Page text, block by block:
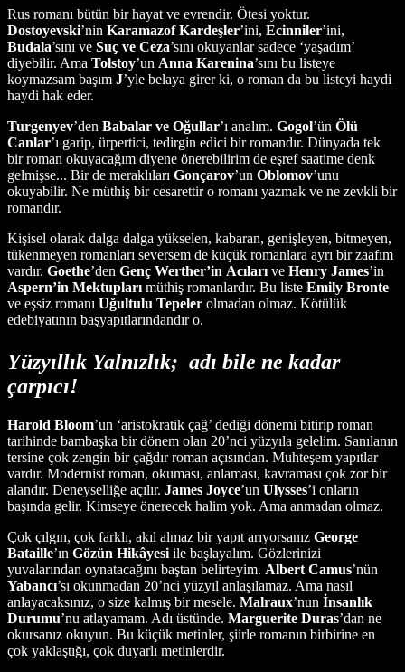
Rus romanı bütün bir hayat ve evrendir. Ötesi yoktur.
Dostoyevski’nin Karamazof Kardeşler’ini, Ecinniler’ini,
Budala’sını ve Suç ve Ceza’sını okuyanlar sadece ‘yaşadım’
diyebilir. Ama Tolstoy’un Anna Karenina’sını bu listeye
koymazsam başım J’yle belaya girer ki, o roman da bu listeyi haydi
haydi hak eder.
Turgenyev’den Babalar ve Oğullar’ı analım. Gogol’ün Ölü
Canlar’ı garip, ürpertici, tedirgin edici bir romandır. Dünyada tek
bir roman okuyacağım diyene önerebilirim de eşref saatime denk
gelmişse... Bir de meraklıları Gonçarov’un Oblomov’unu
okuyabilir. Ne müthiş bir cesarettir o romanı yazmak ve ne zevkli bir
romandır.
Kişisel olarak dalga dalga yükselen, kabaran, genişleyen, bitmeyen,
tükenmeyen romanları seversem de küçük romanlara ayrı bir zaafım
vardır. Goethe’den Genç Werther’in Acıları ve Henry James’in
Aspern’in Mektupları müthiş romanlardır. Bu liste Emily Bronte
ve eşsiz romanı Uğultulu Tepeler olmadan olmaz. Kötülük
edebiyatının başyapıtlarındandır o.
Yüzyıllık Yalnızlık; adı bile ne kadar
çarpıcı!
Harold Bloom’un ‘aristokratik çağ’ dediği dönemi bitirip roman
tarihinde bambaşka bir dönem olan 20’nci yüzyıla gelelim. Sanılanın
tersine çok zengin bir çağdır roman açısından. Muhteşem yapıtlar
vardır. Modernist roman, okuması, anlaması, kavraması çok zor bir
alandır. Deneyselliğe açılır. James Joyce’un Ulysses’i onların
başında gelir. Kimseye önerecek halim yok. Ama anmadan olmaz.
Çok çılgın, çok farklı, akıl almaz bir yapıt arıyorsanız George
Bataille’ın Gözün Hikâyesi ile başlayalım. Gözlerinizi
yuvalarından oynatacağını baştan belirteyim. Albert Camus’nün
Yabancı’sı okunmadan 20’nci yüzyıl anlaşılamaz. Ama nasıl
anlayacaksınız, o size kalmış bir mesele. Malraux’nun İnsanlık
Durumu’nu atlayamam. Adı üstünde. Marguerite Duras’dan ne
okursanız okuyun. Bu küçük metinler, şiirle romanın birbirine en
çok yaklaştığı, çok duyarlı metinlerdir.